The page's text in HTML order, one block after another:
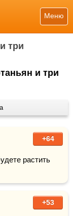
Меню
три
и три
+64
+53